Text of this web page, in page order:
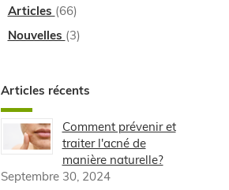
Articles (66)
Nouvelles (3)
Articles récents
Comment prévenir et
traiter l'acné de
manière naturelle?
Septembre 30, 2024